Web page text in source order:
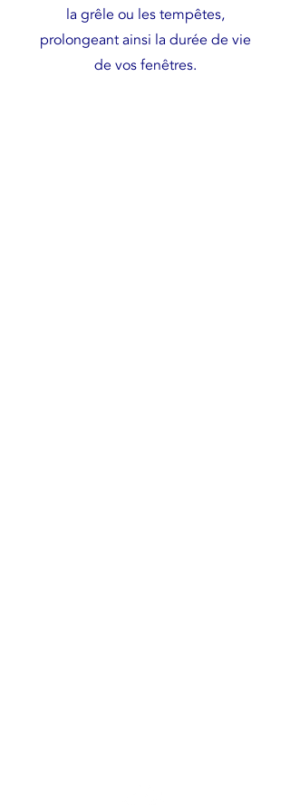
la grêle ou les tempêtes,
prolongeant ainsi la durée de vie
de vos fenêtres.